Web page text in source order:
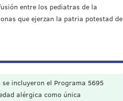
entre los pediatras de la
que ejerzan la patria potestad de
incluyeron el Programa 5695
alérgica como única